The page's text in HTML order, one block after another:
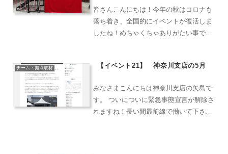
皆さんこんにちは！今年の秋はコロナも
落ち着き、全国的にイベントが復活しま
したね！めちゃくちゃありがたい事です
ますね！頑張ってきた成果をお披露目致
チーム・拠点取材 【イベント21】 神奈川支店の5月
みなさまこんにちは神奈川支店の矢島で
す。 ついについに緊急事態宣言が解除さ
れますね！長い間最前線で働いて下さっ